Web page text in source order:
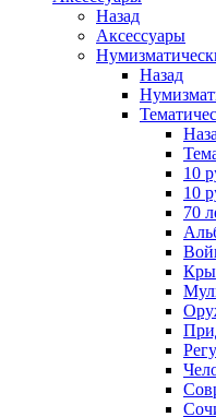
Назад
Аксессуары
Назад
10
10
70